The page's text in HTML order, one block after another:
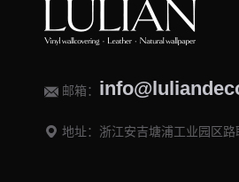
邮箱：
地址：浙江安吉塘浦工业园区